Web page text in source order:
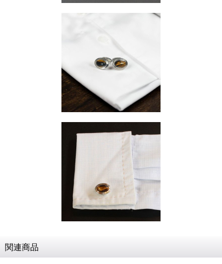
関連商品